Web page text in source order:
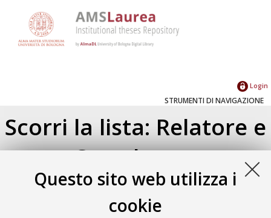
Questo sito web utilizza i
cookie
Login
STRUMENTI DI NAVIGAZIONE
Scorri la lista: Relatore e
Correlatore
Su di un livello